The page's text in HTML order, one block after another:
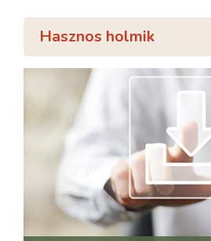
Hasznos holmik